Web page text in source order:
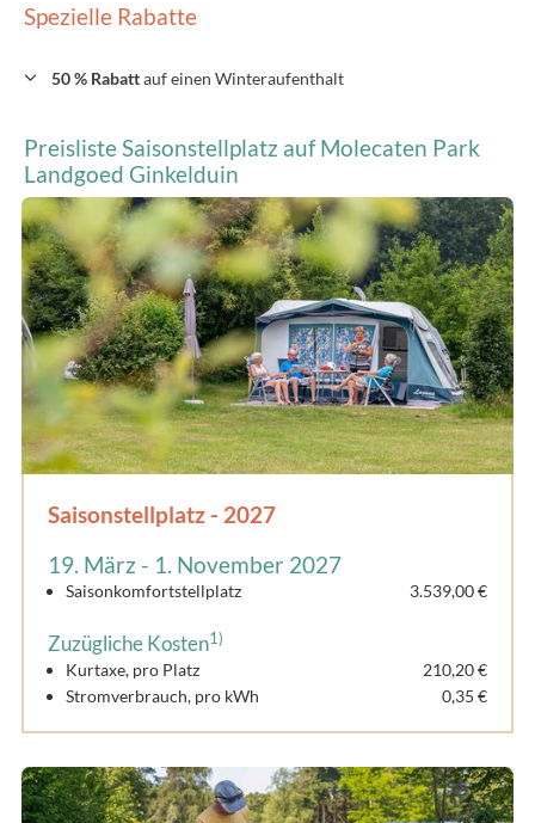
Spezielle Rabatte
50 % Rabattauf einen Winteraufenthalt
Preisliste Saisonstellplatz auf Molecaten Park
Landgoed Ginkelduin
Saisonstellplatz - 2027
19. März - 1. November 2027
Saisonkomfortstellplatz 3.539,00 €
Zuzügliche Kosten1)
Kurtaxe, pro Platz
210,20 €
Stromverbrauch, pro kWh
0,35 €